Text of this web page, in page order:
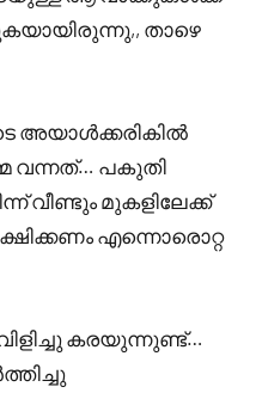
താഴെ
അയാൾക്കരികിൽ
വന്നത്… പകുതി
വീണ്ടും മുകളിലേക്ക്
എന്നൊരൊറ്റ
കരയുന്നുണ്ട്…